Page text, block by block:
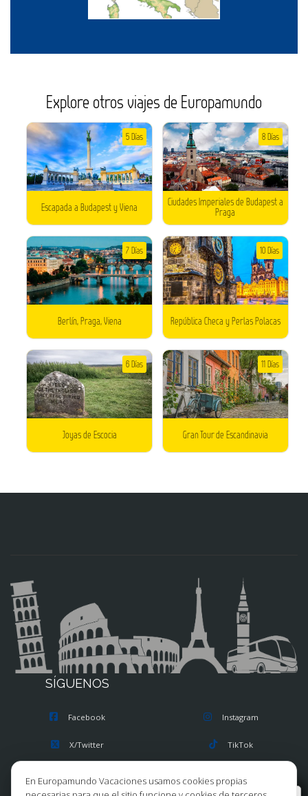
Explore otros viajes de Europamundo
Escapada a Budapest y Viena
5 Días
Ciudades Imperiales de Budapest a
Praga
8 Días
Berlín, Praga, Viena
7 Días
República Checa y Perlas Polacas
10 Días
Joyas de Escocia
6 Días
Gran Tour de Escandinavia
11 Días
SÍGUENOS
Facebook
X/Twitter
Instagram
TikTok
En Europamundo Vacaciones usamos cookies propias